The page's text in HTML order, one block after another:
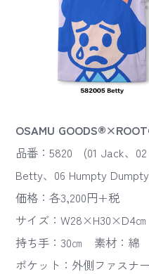
OSAMU
品番：5820 (01 Jack、
Betty、06 Humpty
価格：各3,200円+税
サイズ：W28×H30×D4㎝
持ち手：30㎝ 素材：綿
ポケット：外側ファスナ